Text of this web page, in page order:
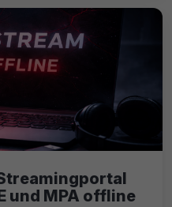
und MPA offline